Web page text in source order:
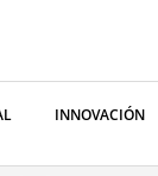
INNOVACIÓN